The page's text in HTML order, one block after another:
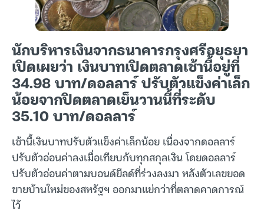
นักบริหารเงินจากธนาคารกรุงศรีอยุธยา
เปิดเผยว่า เงินบาทเปิดตลาดเช้านี้อยู่ที่
34.98 บาท/ดอลลาร์ ปรับตัวแข็งค่าเล็ก
น้อยจากปิดตลาดเย็นวานนี้ที่ระดับ
35.10 บาท/ดอลลาร์
เช้านี้เงินบาทปรับตัวแข็งค่าเล็กน้อย เนื่องจากดอลลาร์
ปรับตัวอ่อนค่าลงเมื่อเทียบกับทุกสกุลเงิน โดยดอลลาร์
ปรับตัวอ่อนค่าตามบอนด์ยีลด์ที่ร่วงลงมา หลังตัวเลขยอด
ขายบ้านใหม่ของสหรัฐฯ ออกมาแย่กว่าที่ตลาดคาดการณ์
ไว้